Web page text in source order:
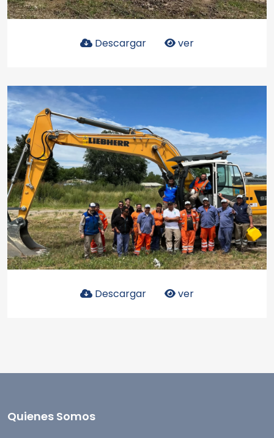
Descargar ver
Descargar ver
Quienes Somos